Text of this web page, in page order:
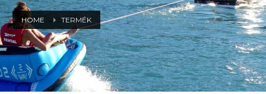
HOME TERMÉK